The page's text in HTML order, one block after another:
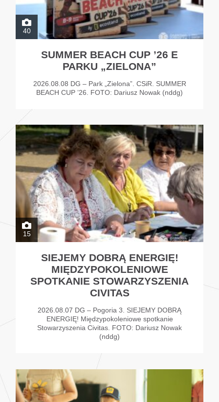
40
SUMMER BEACH CUP ’26 E
PARKU „ZIELONA”
2026.08.08 DG – Park „Zielona”. CSiR. SUMMER
BEACH CUP ’26. FOTO: Dariusz Nowak (nddg)
15
SIEJEMY DOBRĄ ENERGIĘ!
MIĘDZYPOKOLENIOWE
SPOTKANIE STOWARZYSZENIA
CIVITAS
2026.08.07 DG – Pogoria 3. SIEJEMY DOBRĄ
ENERGIĘ! Międzypokoleniowe spotkanie
Stowarzyszenia Civitas. FOTO: Dariusz Nowak
(nddg)